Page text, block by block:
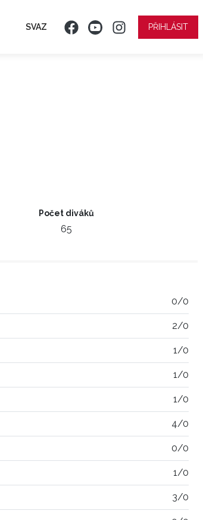
SVAZ PŘIHLÁSIT
Počet diváků
65
0/0
2/0
1/0
1/0
1/0
4/0
0/0
1/0
3/0